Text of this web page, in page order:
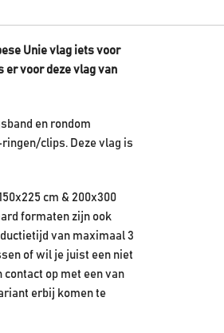
Unie vlag iets voor
er voor deze vlag van
en rondom
clips. Deze vlag is
cm & 200x300
formaten zijn ook
van maximaal 3
of wil je juist een niet
op met een van
erbij komen te